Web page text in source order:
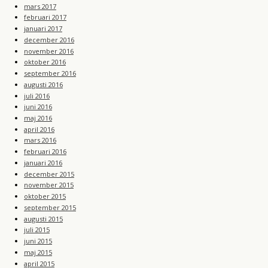
mars 2017
februari 2017
januari 2017
december 2016
november 2016
oktober 2016
september 2016
augusti 2016
juli 2016
juni 2016
maj 2016
april 2016
mars 2016
februari 2016
januari 2016
december 2015
november 2015
oktober 2015
september 2015
augusti 2015
juli 2015
juni 2015
maj 2015
april 2015